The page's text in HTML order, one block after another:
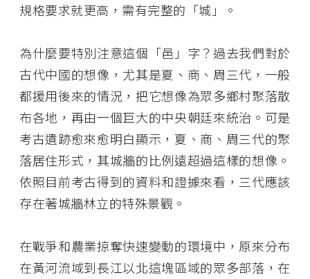
規格要求就更高，需有完整的「城」。
為什麼要特別注意這個「邑」字？過去我們對於
古代中國的想像，尤其是夏、商、周三代，一般
都援用後來的情況，把它想像為眾多鄉村聚落散
布各地，再由一個巨大的中央朝廷來統治。可是
考古遺跡愈來愈明白顯示，夏、商、周三代的聚
落居住形式，其城牆的比例遠超過這樣的想像。
依照目前考古得到的資料和證據來看，三代應該
存在著城牆林立的特殊景觀。
在戰爭和農業掠奪快速變動的環境中，原來分布
在黃河流域到長江以北這塊區域的眾多部落，在